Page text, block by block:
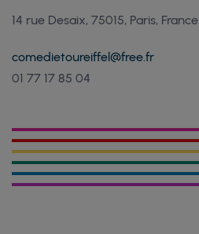
14 rue Desaix, 75015, Paris, France
comedietoureiffel@free.fr
01 77 17 85 04